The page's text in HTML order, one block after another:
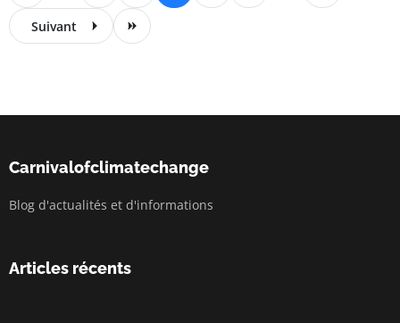
Suivant
Carnivalofclimatechange
Blog d'actualités et d'informations
Articles récents